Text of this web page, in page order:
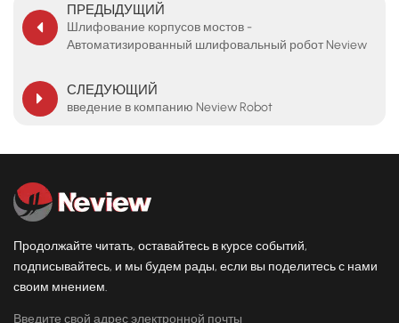
ПРЕДЫДУЩИЙ
Шлифование корпусов мостов -
Автоматизированный шлифовальный робот Neview
промышленности
СЛЕДУЮЩИЙ
введение в компанию Neview Robot
Продолжайте читать, оставайтесь в курсе событий,
подписывайтесь, и мы будем рады, если вы поделитесь с нами
своим мнением.